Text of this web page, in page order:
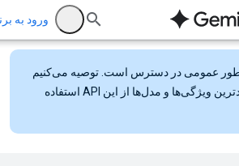
ورود به
عمومی در دسترس است. توصیه می‌کنیم
برای دسترسی به جدیدترین ویژگی‌ها و مدل‌ها از این API استفاده